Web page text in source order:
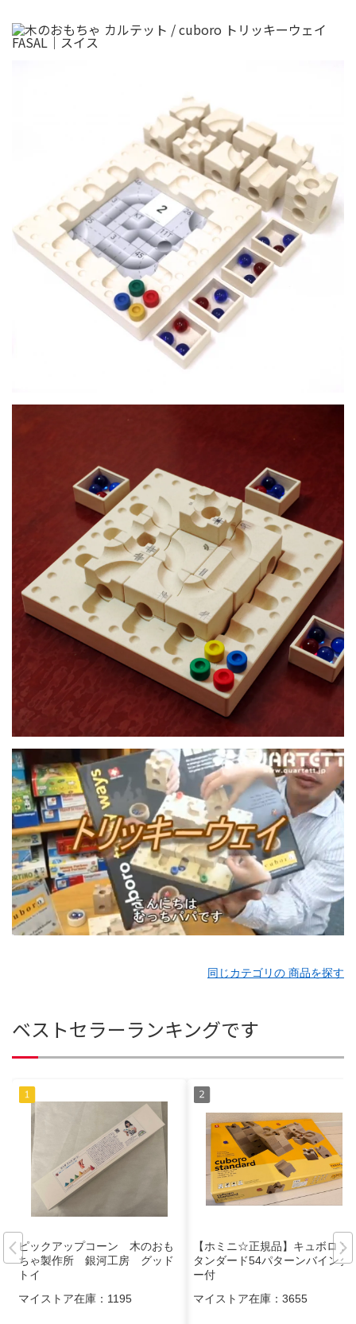
同じカテゴリの 商品を探す
ベストセラーランキングです
ピックアップコーン 木のおも
ちゃ製作所 銀河工房 グッド
トイ
マイストア在庫： 1195
【ホミニ☆正規品】キュボロ ス
タンダード54パターンバインダ
ー付
マイストア在庫： 3655